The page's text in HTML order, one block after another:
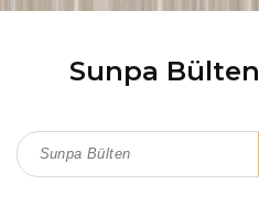
Sunpa Bülten